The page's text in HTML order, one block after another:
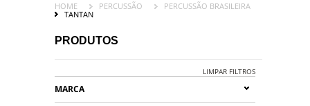
HOME PERCUSSÃO
PERCUSSÃO BRASILEIRA
TANTAN
PRODUTOS
LIMPAR FILTROS
MARCA